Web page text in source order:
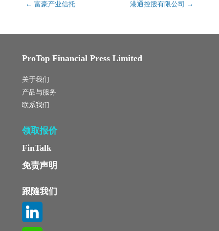
← 富豪产业信托 港通控股有限公司 →
ProTop Financial Press Limited
关于我们
产品与服务
联系我们
领取报价
FinTalk
免责声明
跟隨我们